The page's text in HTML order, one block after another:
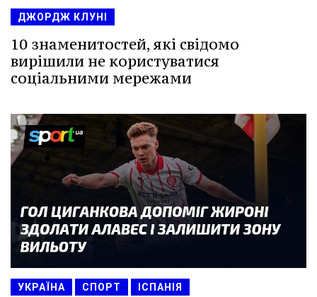
ДЖОРДЖ КЛУНІ
10 знаменитостей, які свідомо
вирішили не користуватися
соціальними мережами
УКРАЇНА СПОРТ ІСПАНІЯ